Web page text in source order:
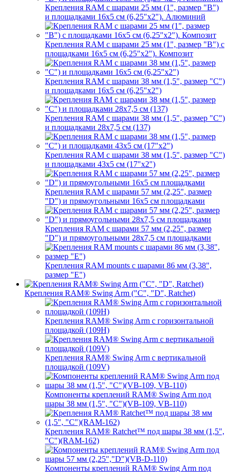
Крепления RAM с шарами 25 мм (1", размер "B")
и площадками 16х5 см (6,25"х2"). Алюминий
Крепления RAM с шарами 25 мм (1", размер "B") с
площадками 16х5 см (6,25"х2"). Композит
Крепления RAM с шарами 38 мм (1,5", размер "C")
и площадками 16х5 см (6,25"х2")
Крепления RAM с шарами 38 мм (1,5", размер "C")
и площадками 28х7,5 см (137)
Крепления RAM с шарами 38 мм (1,5", размер "C")
и площадками 43х5 см (17"х2")
Крепления RAM с шарами 57 мм (2,25", размер
"D") и прямоугольными 16х5 см площадками
Крепления RAM с шарами 57 мм (2,25", размер
"D") и прямоугольными 28х7,5 см площадками
Крепления RAM mounts с шарами 86 мм (3,38",
размер "E")
Крепления RAM® Swing Arm ("C", "D", Ratchet)
Крепления RAM® Swing Arm с горизонтальной
площадкой (109H)
Крепления RAM® Swing Arm с вертикальной
площадкой (109V)
Компоненты креплений RAM® Swing Arm под
шары 38 мм (1,5", "C")(VB-109, VB-110)
Крепления RAM® Ratchet™ под шары 38 мм (1,5",
"C")(RAM-162)
Компоненты креплений RAM® Swing Arm под